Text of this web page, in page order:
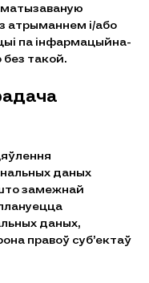
атрыманнем і/або
па інфармацыйна-
такой.
даных
замежнай
даных,
правоў суб’ектаў